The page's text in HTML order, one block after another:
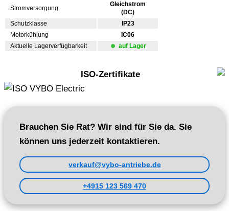
Stromversorgung
Gleichstrom
(DC)
Schutzklasse
IP23
Motorkühlung
IC06
Aktuelle Lagerverfügbarkeit
auf Lager
ISO-Zertifikate
Brauchen Sie Rat? Wir sind für Sie da. Sie
können uns jederzeit kontaktieren.
verkauf@vybo-antriebe.de
+4915 123 569 470